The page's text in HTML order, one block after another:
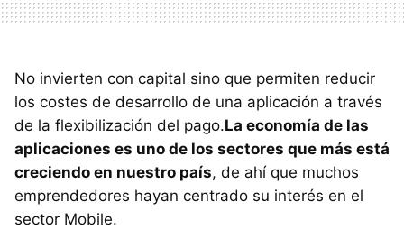
No invierten con capital sino que permiten reducir
los costes de desarrollo de una aplicación a través
de la flexibilización del pago.La economía de las
aplicaciones es uno de los sectores que más está
creciendo en nuestro país, de ahí que muchos
emprendedores hayan centrado su interés en el
sector Mobile.